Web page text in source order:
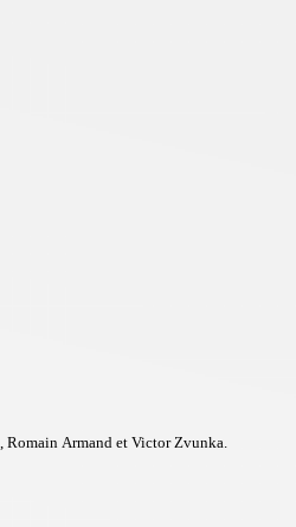
Armand et Victor Zvunka.